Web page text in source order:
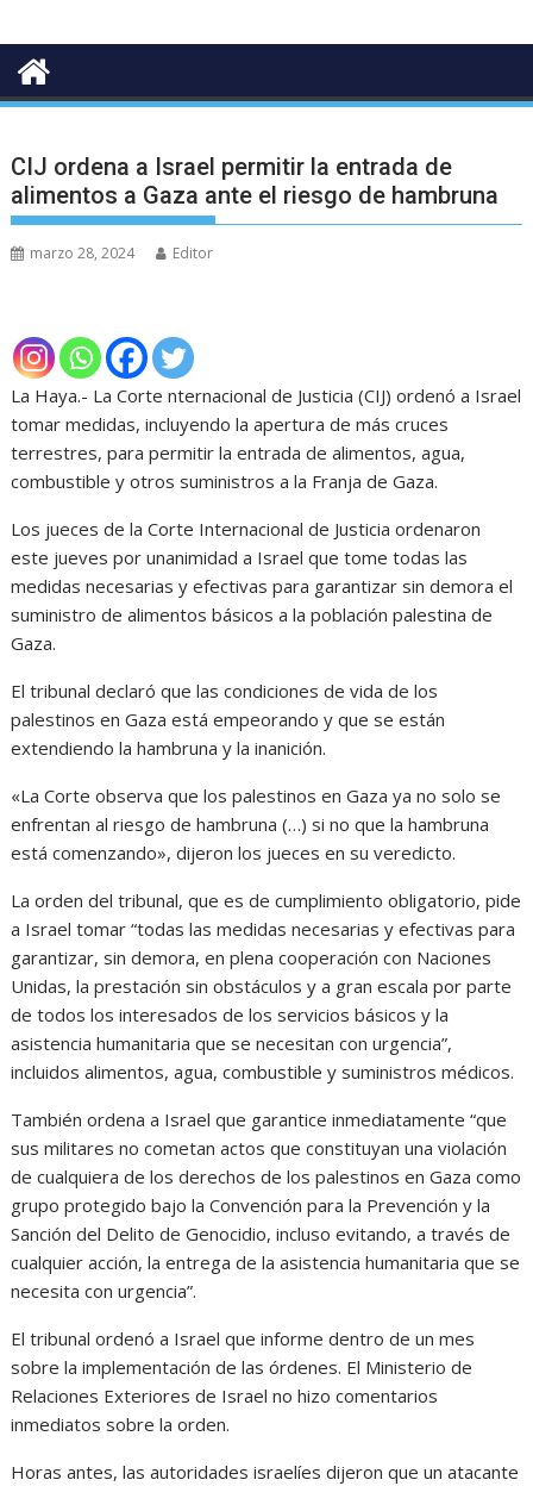
CIJ ordena a Israel permitir la entrada de
alimentos a Gaza ante el riesgo de hambruna
marzo 28, 2024 Editor
La Haya.- La Corte nternacional de Justicia (CIJ) ordenó a Israel
tomar medidas, incluyendo la apertura de más cruces
terrestres, para permitir la entrada de alimentos, agua,
combustible y otros suministros a la Franja de Gaza.
Los jueces de la Corte Internacional de Justicia ordenaron
este jueves por unanimidad a Israel que tome todas las
medidas necesarias y efectivas para garantizar sin demora el
suministro de alimentos básicos a la población palestina de
Gaza.
El tribunal declaró que las condiciones de vida de los
palestinos en Gaza está empeorando y que se están
extendiendo la hambruna y la inanición.
«La Corte observa que los palestinos en Gaza ya no solo se
enfrentan al riesgo de hambruna (…) si no que la hambruna
está comenzando», dijeron los jueces en su veredicto.
La orden del tribunal, que es de cumplimiento obligatorio, pide
a Israel tomar “todas las medidas necesarias y efectivas para
garantizar, sin demora, en plena cooperación con Naciones
Unidas, la prestación sin obstáculos y a gran escala por parte
de todos los interesados de los servicios básicos y la
asistencia humanitaria que se necesitan con urgencia”,
incluidos alimentos, agua, combustible y suministros médicos.
También ordena a Israel que garantice inmediatamente “que
sus militares no cometan actos que constituyan una violación
de cualquiera de los derechos de los palestinos en Gaza como
grupo protegido bajo la Convención para la Prevención y la
Sanción del Delito de Genocidio, incluso evitando, a través de
cualquier acción, la entrega de la asistencia humanitaria que se
necesita con urgencia”.
El tribunal ordenó a Israel que informe dentro de un mes
sobre la implementación de las órdenes. El Ministerio de
Relaciones Exteriores de Israel no hizo comentarios
inmediatos sobre la orden.
Horas antes, las autoridades israelíes dijeron que un atacante